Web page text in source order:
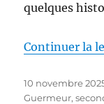
quelques
Continuer la
Publié
le
10 novembre
Guermeur,